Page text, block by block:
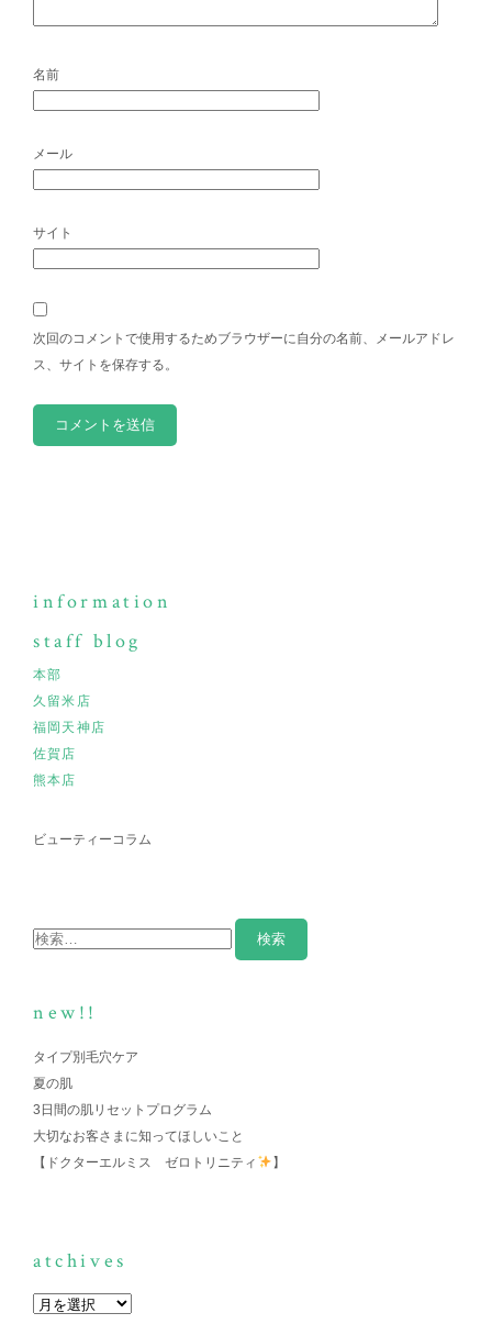
名前
メール
サイト
次回のコメントで使用するためブラウザーに自分の名前、メールアドレ
ス、サイトを保存する。
information
staff blog
本部
久留米店
福岡天神店
佐賀店
熊本店
ビューティーコラム
new!!
タイプ別毛穴ケア
夏の肌
3日間の肌リセットプログラム
大切なお客さまに知ってほしいこと
【ドクターエルミス ゼロトリニティ
】
atchives